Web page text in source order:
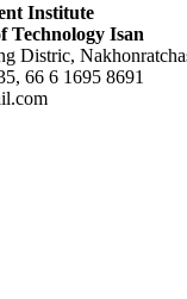
Institute
Technology Isan
Distric,
66 6 1695 8691